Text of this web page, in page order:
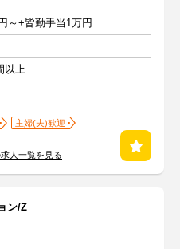
～+皆勤手当1万円
以上
主婦(夫)歓迎
人一覧を見る
ン/Z